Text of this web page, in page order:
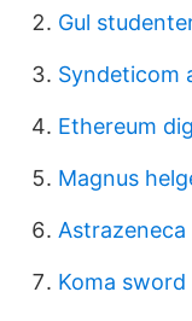
Gul
Syndeticom
Ethereum
Magnus
Koma sword